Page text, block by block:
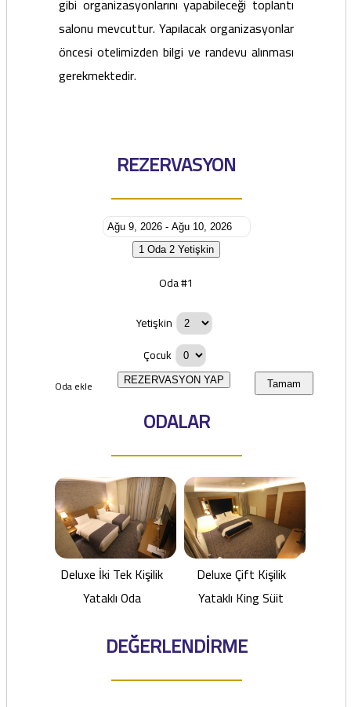
gibi organizasyonlarını yapabileceği toplantı
salonu mevcuttur. Yapılacak organizasyonlar
öncesi otelimizden bilgi ve randevu alınması
gerekmektedir.
REZERVASYON
1 Oda 2 Yetişkin
Oda #1
Yetişkin
Çocuk
Oda ekle Tamam
REZERVASYON YAP
ODALAR
Deluxe İki Tek Kişilik
Yataklı Oda
Deluxe Çift Kişilik
Yataklı King Süit
DEĞERLENDİRME